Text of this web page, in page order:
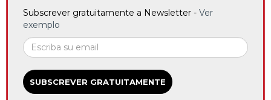
Subscrever gratuitamente a Newsletter - Ver
exemplo
SUBSCREVER GRATUITAMENTE